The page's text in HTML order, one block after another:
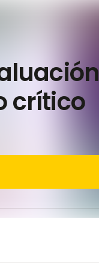
crítico